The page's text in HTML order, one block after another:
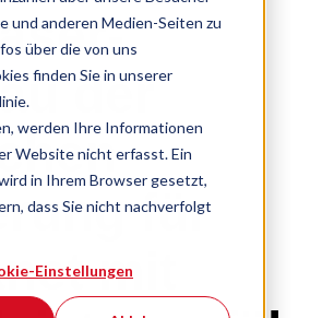
und anderen Medien-Seiten zu
über die von uns
finden Sie in unserer
werden Ihre Informationen
Website nicht erfasst. Ein
in Ihrem Browser gesetzt,
dass Sie nicht nachverfolgt
Einstellungen
der
für
mit